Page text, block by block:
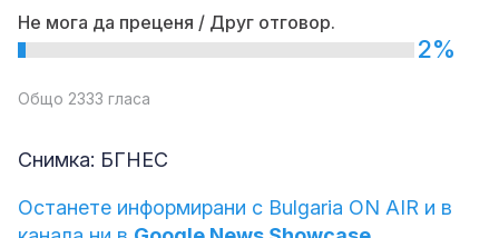
Не мога да преценя / Друг отговор.
2%
Общо 2333 гласа
Снимка: БГНЕС
Останете информирани с Bulgaria ON AIR и в